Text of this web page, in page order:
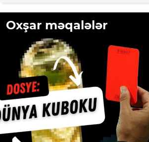
Oxşar məqalələr